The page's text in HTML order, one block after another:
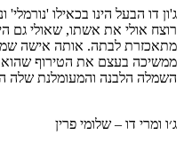
ג'ון דו הבעל הינו בכאילו
רוצח אולי את אשתו, שאולי גם
מתאכזרת לבתה. אותה אישה
ממשיכה בעצם את הטירוף
השמלה הלבנה והמעומלנת שלה
ג׳ו ומרי דו – שלומי פרין